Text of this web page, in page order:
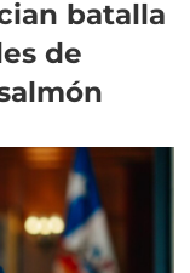
batalla
de